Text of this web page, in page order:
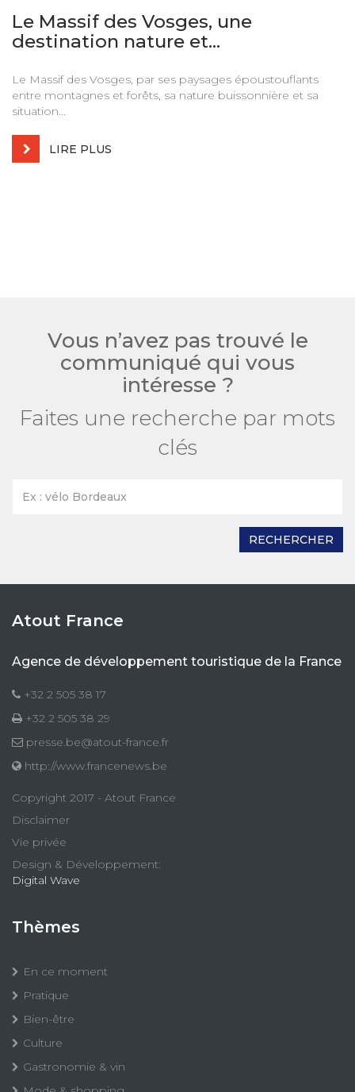
Le Massif des Vosges, une
destination nature et...
Le Massif des Vosges, par ses paysages époustouflants
entre montagnes et forêts, sa nature buissonnière et sa
situation...
LIRE PLUS
Vous n’avez pas trouvé le
communiqué qui vous
intéresse ?
Faites une recherche par mots
clés
RECHERCHER
Atout France
Agence de développement touristique de la France
+32 2 505 38 17
+32 2 505 38 29
presse.be@atout-france.fr
http://www.francenews.be
Copyright 2017 - Atout France
Disclaimer
Vie privée
Design & Développement:
Digital Wave
Thèmes
En ce moment
Pratique
Bien-être
Culture
Gastronomie & vin